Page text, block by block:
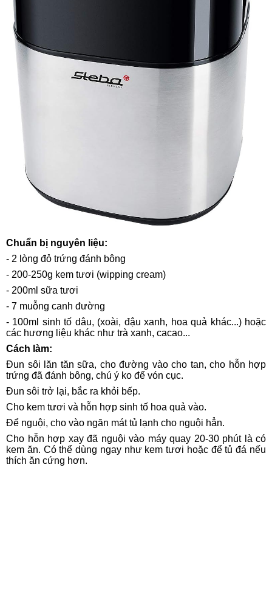
Chuẩn bị nguyên liệu:
- 2 lòng đỏ trứng đánh bông
- 200-250g kem tươi (wipping cream)
- 200ml sữa tươi
- 7 muỗng canh đường
- 100ml sinh tố dâu, (xoài, đậu xanh, hoa quả khác...) hoặc
các hương liệu khác như trà xanh, cacao...
Cách làm:
Đun sôi lăn tăn sữa, cho đường vào cho tan, cho hỗn hợp
trứng đã đánh bông, chú ý ko để vón cục.
Đun sôi trở lại, bắc ra khỏi bếp.
Cho kem tươi và hỗn hợp sinh tố hoa quả vào.
Để nguội, cho vào ngăn mát tủ lạnh cho nguội hẳn.
Cho hỗn hợp xay đã nguội vào máy quay 20-30 phút là có
kem ăn. Có thể dùng ngay như kem tươi hoặc để tủ đá nếu
thích ăn cứng hơn.